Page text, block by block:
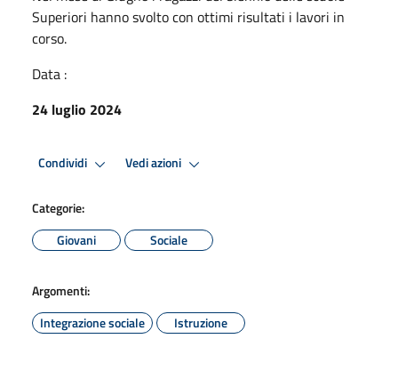
Superiori hanno svolto con ottimi risultati i lavori in
corso.
Data :
24 luglio 2024
Condividi Vedi azioni
Categorie:
Giovani
Sociale
Argomenti:
Integrazione sociale
Istruzione